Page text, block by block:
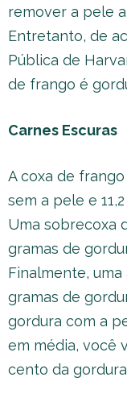
remover a pele
Entretanto, de
Pública de
de frango é
Carnes Escuras
A coxa de
sem a pele e
Uma sobrecoxa
gramas de
Finalmente,
gramas de
gordura com a
em média, você
cento da